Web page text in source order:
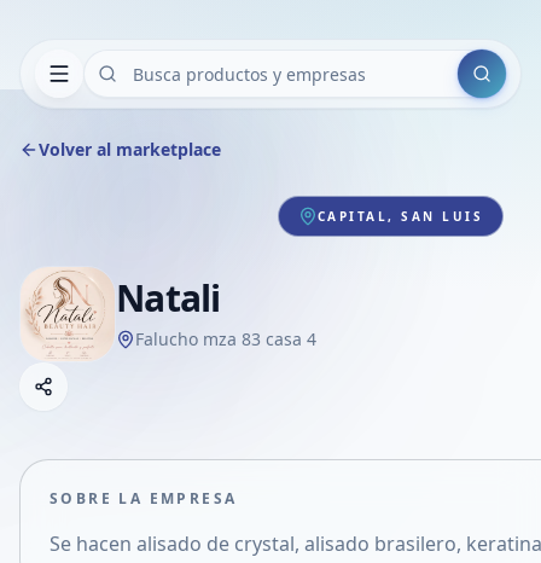
Buscar
Volver al marketplace
CAPITAL, SAN LUIS
Natali
Falucho mza 83 casa 4
Compartir empresa
SOBRE LA EMPRESA
Se hacen alisado de crystal, alisado brasilero,